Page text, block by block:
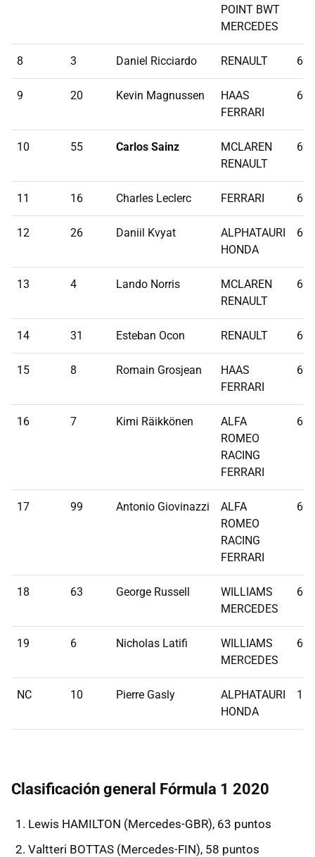
POINT BWT
MERCEDES
8 3 Daniel Ricciardo RENAULT 69
9 20 Kevin Magnussen
HAAS
FERRARI
69
10 55 Carlos Sainz
MCLAREN
RENAULT
69
11 16 Charles Leclerc FERRARI 69
12 26 Daniil Kvyat
ALPHATAURI
HONDA
69
13 4 Lando Norris
MCLAREN
RENAULT
69
14 31 Esteban Ocon RENAULT 69
15 8 Romain Grosjean
HAAS
FERRARI
69
16 7 Kimi Räikkönen
ALFA
ROMEO
RACING
FERRARI
69
17 99 Antonio Giovinazzi
ALFA
ROMEO
RACING
FERRARI
69
18 63 George Russell
WILLIAMS
MERCEDES
69
19 6 Nicholas Latifi
WILLIAMS
MERCEDES
65
NC 10 Pierre Gasly
ALPHATAURI
HONDA
15
Clasificación general Fórmula 1 2020
Lewis HAMILTON (Mercedes-GBR), 63 puntos
Valtteri BOTTAS (Mercedes-FIN), 58 puntos